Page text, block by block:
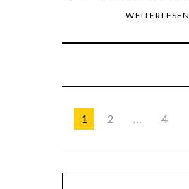
WEITERLESEN
1 2 … 4